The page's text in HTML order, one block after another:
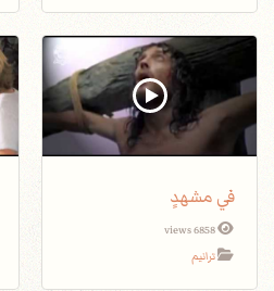
في مشهدٍ
6858 views
ترانيم